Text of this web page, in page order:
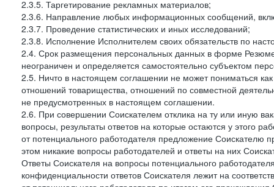
2.3.5. Таргетирование рекламных материалов;
2.3.6. Направление любых информационных сообщений,
2.3.7. Проведение статистических и иных исследований;
2.3.8. Исполнение Исполнителем своих обязательств по
2.4. Срок размещения персональных данных в форме
неограничен и определяется самостоятельно субъектом
2.5. Ничто в настоящем соглашении не может пониматься
отношений товарищества, отношений по совместной
не предусмотренных в настоящем соглашении.
2.6. При совершении Соискателем отклика на ту или иную
вопросы, результаты ответов на которые остаются у этого
от потенциального работодателя предложение Соискателю
этом никакие вопросы работодателей и ответы на них
Ответы Соискателя на вопросы потенциального
конфиденциальности ответов Соискателя лежит на